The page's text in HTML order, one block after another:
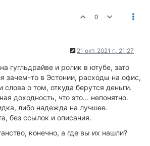
0
21 окт. 2021 г., 21:27
гугльдрайве и ролик в ютубе, зато
зачем-то в Эстонии, расходы на офис,
слова о том, откуда берутся деньги.
доходность, что это... непонятно.
либо надежда на лучшее.
без ссылок и описания.
конечно, а где вы их нашли?